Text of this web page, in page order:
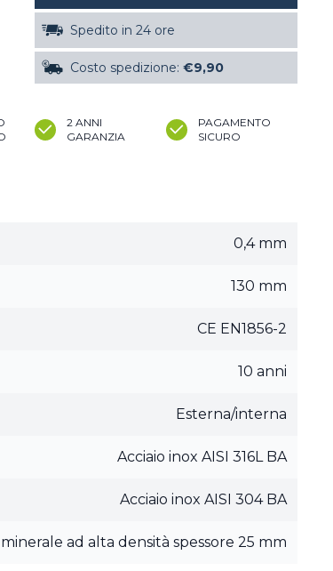
Spedito in 24 ore
Costo spedizione: €9,90
2 ANNI
GARANZIA
PAGAMENTO
SICURO
0,4 mm
130 mm
CE EN1856-2
10 anni
Esterna/interna
Acciaio inox AISI 316L BA
Acciaio inox AISI 304 BA
ad alta densità spessore 25 mm